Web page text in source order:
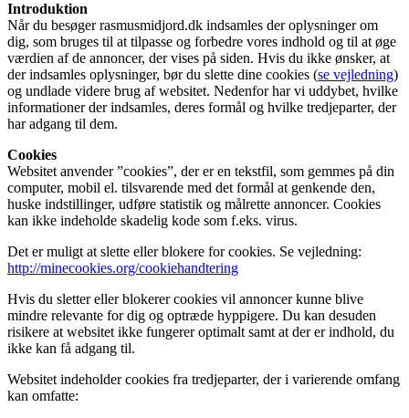
Introduktion
Når du besøger rasmusmidjord.dk indsamles der oplysninger om
dig, som bruges til at tilpasse og forbedre vores indhold og til at øge
værdien af de annoncer, der vises på siden. Hvis du ikke ønsker, at
der indsamles oplysninger, bør du slette dine cookies (se vejledning)
og undlade videre brug af websitet. Nedenfor har vi uddybet, hvilke
informationer der indsamles, deres formål og hvilke tredjeparter, der
har adgang til dem.
Cookies
Websitet anvender ”cookies”, der er en tekstfil, som gemmes på din
computer, mobil el. tilsvarende med det formål at genkende den,
huske indstillinger, udføre statistik og målrette annoncer. Cookies
kan ikke indeholde skadelig kode som f.eks. virus.
Det er muligt at slette eller blokere for cookies. Se vejledning:
http://minecookies.org/cookiehandtering
Hvis du sletter eller blokerer cookies vil annoncer kunne blive
mindre relevante for dig og optræde hyppigere. Du kan desuden
risikere at websitet ikke fungerer optimalt samt at der er indhold, du
ikke kan få adgang til.
Websitet indeholder cookies fra tredjeparter, der i varierende omfang
kan omfatte: